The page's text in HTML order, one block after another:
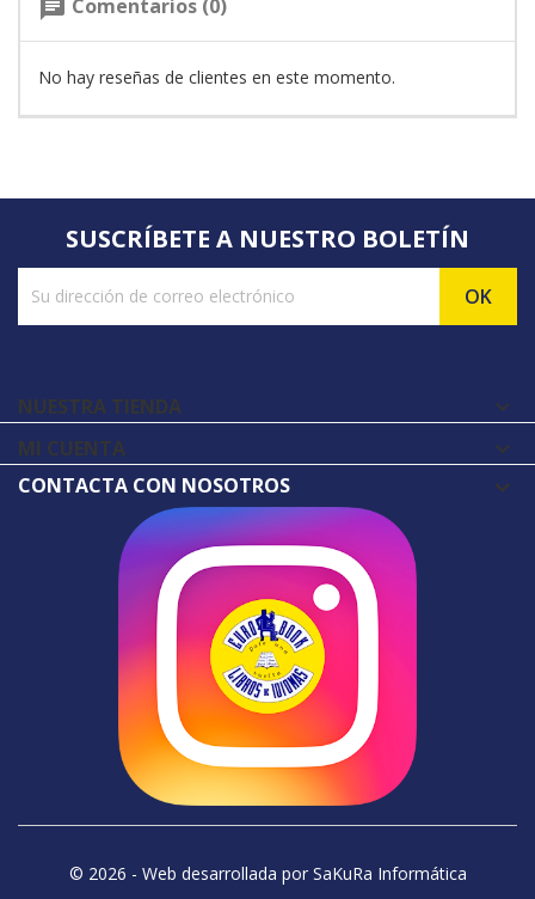
chat Comentarios (0)
No hay reseñas de clientes en este momento.
SUSCRÍBETE A NUESTRO BOLETÍN
NUESTRA TIENDA 
MI CUENTA 
CONTACTA CON NOSOTROS
© 2026 - Web desarrollada por SaKuRa Informática